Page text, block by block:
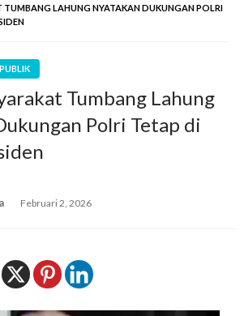
TUMBANG LAHUNG NYATAKAN DUKUNGAN POLRI
Tumbang Lahung
Polri Tetap di
Februari 2, 2026